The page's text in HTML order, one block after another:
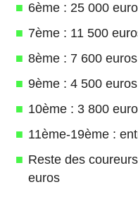
6ème : 25 000
7ème : 11 500
8ème : 7 600 euros
9ème : 4 500 euros
10ème : 3 800
11ème-19ème :
Reste des
euros